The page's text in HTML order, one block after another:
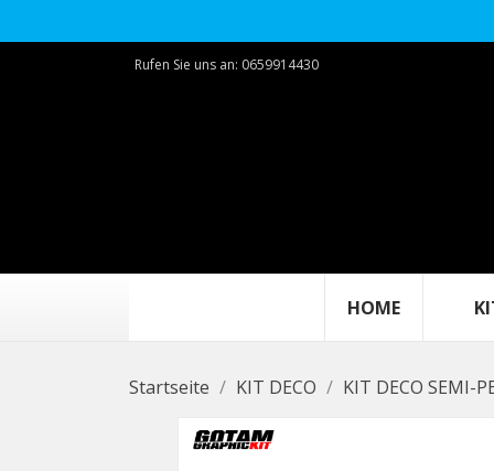
Rufen Sie uns an: 0659914430
HOME
Startseite KIT DECO KIT DECO SEMI-